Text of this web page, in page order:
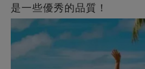
是一些優秀的品質！